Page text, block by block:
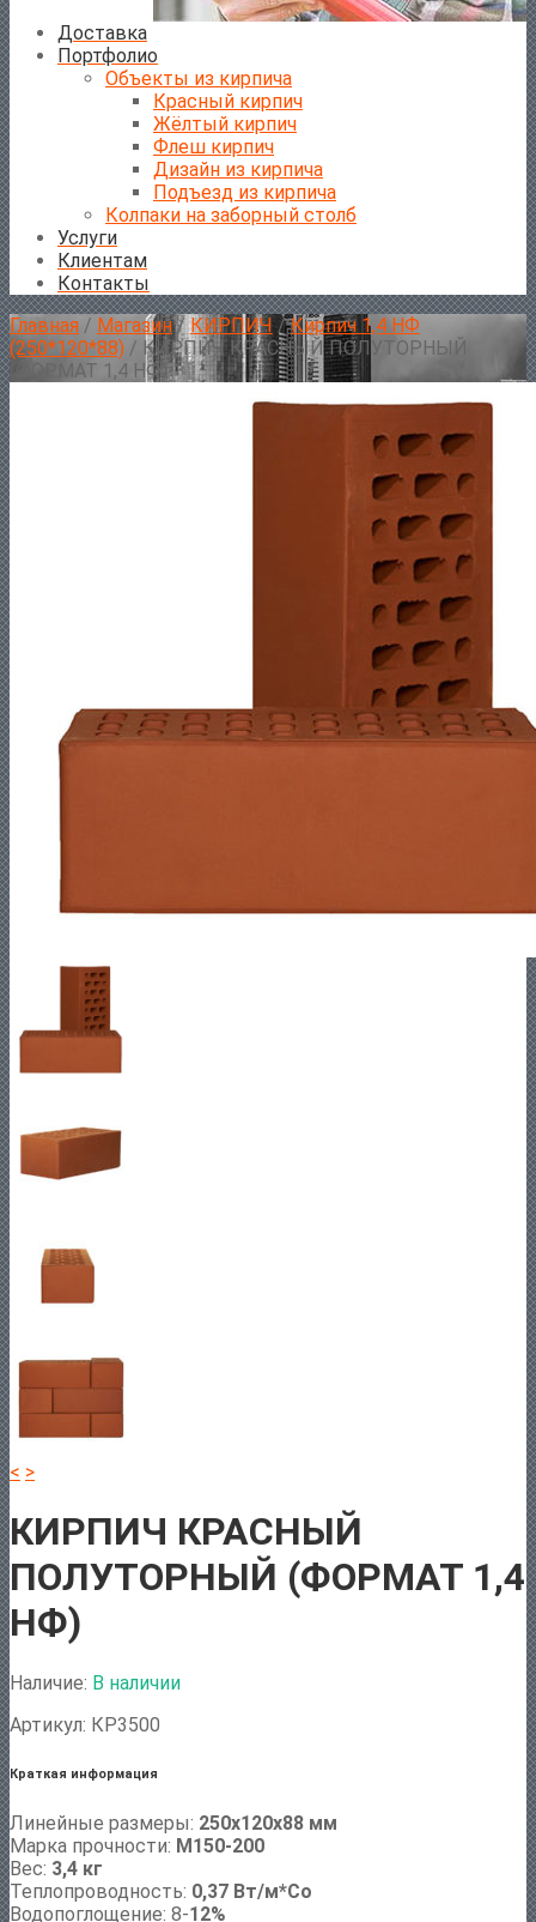
Доставка
Портфолио
Объекты из кирпича
Красный кирпич
Жёлтый кирпич
Флеш кирпич
Дизайн из кирпича
Подъезд из кирпича
Колпаки на заборный столб
Услуги
Клиентам
Контакты
Главная / Магазин/ КИРПИЧ /Кирпич 1,4 НФ
(250*120*88) / КИРПИЧ КРАСНЫЙ ПОЛУТОРНЫЙ
(ФОРМАТ 1,4 НФ)
< >
КИРПИЧ КРАСНЫЙ
ПОЛУТОРНЫЙ (ФОРМАТ 1,4
НФ)
Наличие: В наличии
Артикул: КP3500
Краткая информация
Линейные размеры: 250х120х88 мм
Марка прочности: М150-200
Вес: 3,4 кг
Теплопроводность: 0,37 Вт/м*Сo
Водопоглощение: 8-12%